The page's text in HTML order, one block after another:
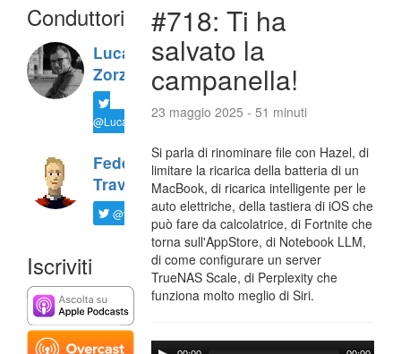
Conduttori
Luca
Zorzi
@LucaTNT
Federico
Travaini
@ftrava
Iscriviti
#718: Ti ha
salvato la
campanella!
23 maggio 2025 - 51 minuti
Si parla di rinominare file con Hazel, di
limitare la ricarica della batteria di un
MacBook, di ricarica intelligente per le
auto elettriche, della tastiera di iOS che
può fare da calcolatrice, di Fortnite che
torna sull'AppStore, di Notebook LLM,
di come configurare un server
TrueNAS Scale, di Perplexity che
funziona molto meglio di Siri.